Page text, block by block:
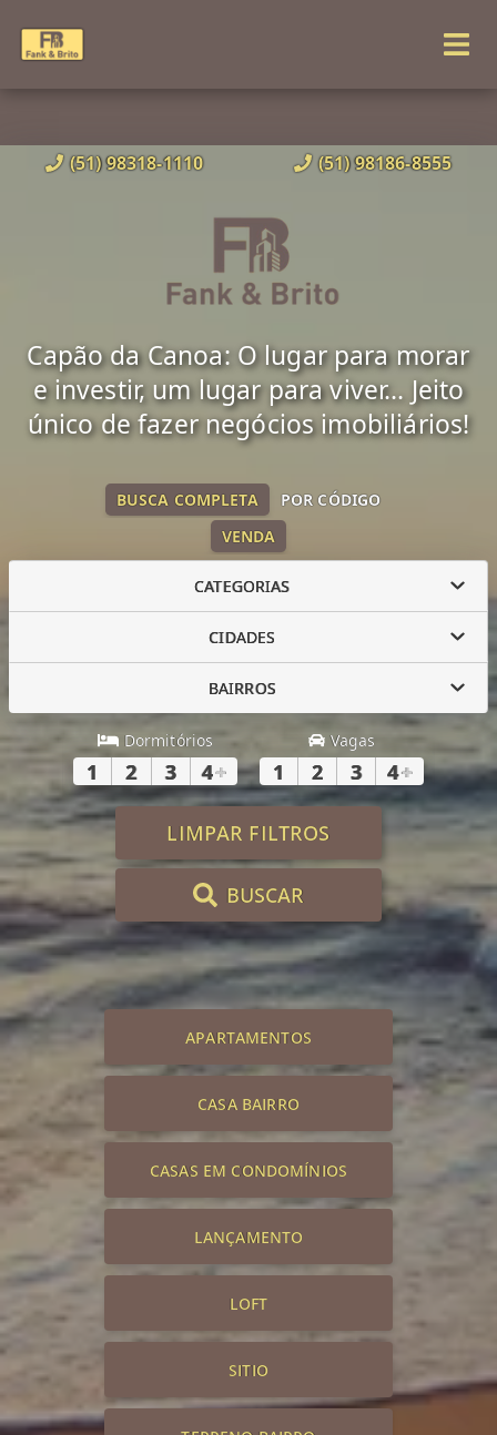
(51) 98318-1110 (51) 98186-8555
Capão da Canoa: O lugar para morar
e investir, um lugar para viver... Jeito
único de fazer negócios imobiliários!
VENDA
BUSCA COMPLETA POR CÓDIGO
CATEGORIAS
CIDADES
BAIRROS
Dormitórios
1 2 3 4+
Vagas
1 2 3 4+
LIMPAR FILTROS
BUSCAR
APARTAMENTOS
CASA BAIRRO
CASAS EM CONDOMÍNIOS
LANÇAMENTO
LOFT
SITIO